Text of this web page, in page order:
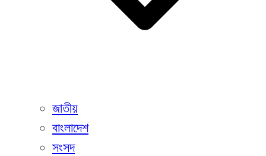
জাতীয়
বাংলাদেশ
সংসদ